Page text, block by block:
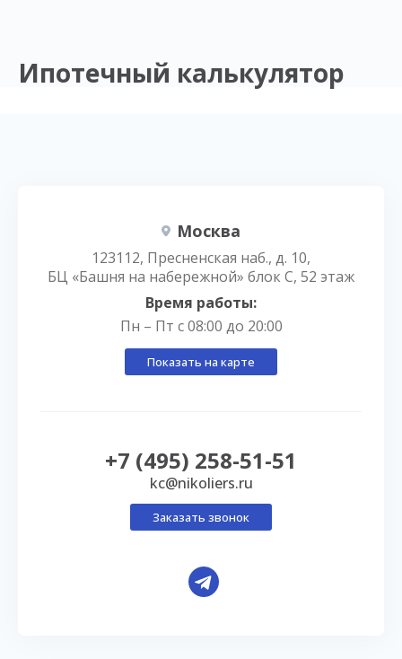
Ипотечный калькулятор
Москва
123112, Пресненская наб., д. 10,
БЦ «Башня на набережной» блок С, 52 этаж
Время работы:
Пн – Пт с 08:00 до 20:00
Показать на карте
+7 (495) 258-51-51
kc@nikoliers.ru
Заказать звонок